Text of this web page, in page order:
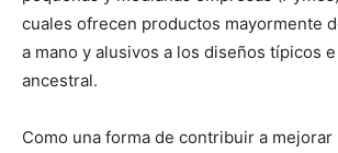
cuales ofrecen productos mayormente
a mano y alusivos a los diseños típicos
ancestral.
Como una forma de contribuir a